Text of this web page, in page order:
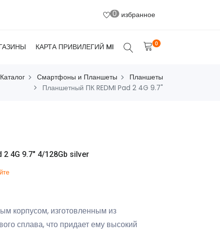
0 избранное
КАРТА ПРИВИЛЕГИЙ MI 0
Каталог Смартфоны и Планшеты
Планшеты
Планшетный ПК REDMI Pad 2 4G 9.7"
4G 9.7" 4/128Gb silver
корпусом, изготовленным из
сплава, что придает ему высокий